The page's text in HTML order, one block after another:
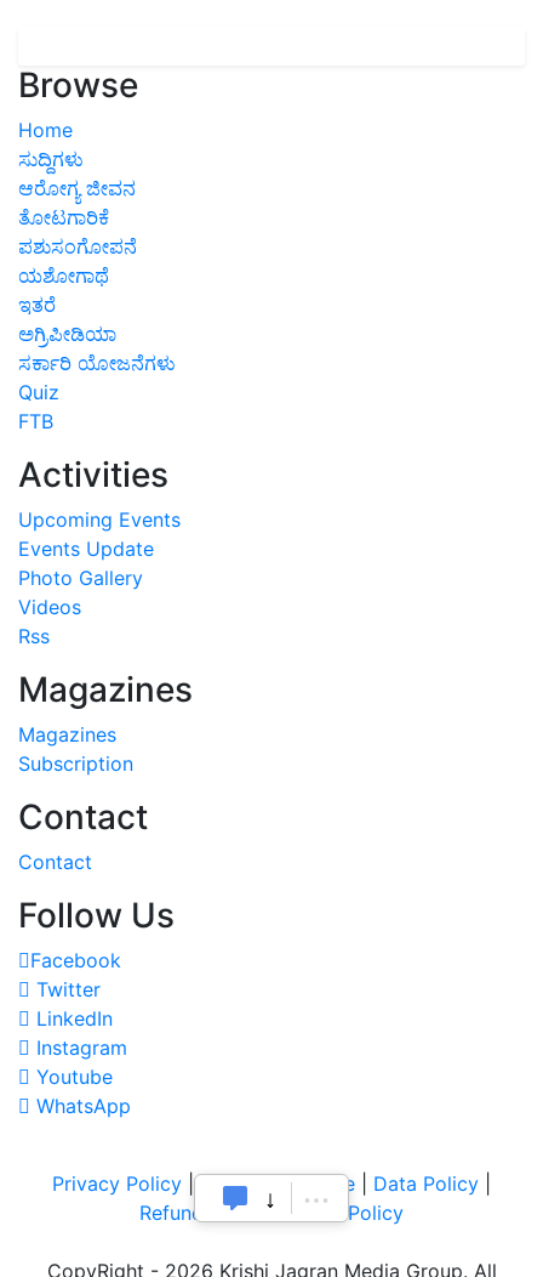
Browse
Home
ಸುದ್ದಿಗಳು
ಆರೋಗ್ಯ ಜೀವನ
ತೋಟಗಾರಿಕೆ
ಪಶುಸಂಗೋಪನೆ
ಯಶೋಗಾಥೆ
ಇತರೆ
ಅಗ್ರಿಪೀಡಿಯಾ
ಸರ್ಕಾರಿ ಯೋಜನೆಗಳು
Quiz
FTB
Activities
Upcoming Events
Events Update
Photo Gallery
Videos
Rss
Magazines
Magazines
Subscription
Contact
Contact
Follow Us
Facebook
Twitter
LinkedIn
Instagram
Youtube
WhatsApp
Privacy Policy |Terms of Service Data Policy
Refund & Cancellation Policy
CopyRight - 2026 Krishi Jagran Media Group. All